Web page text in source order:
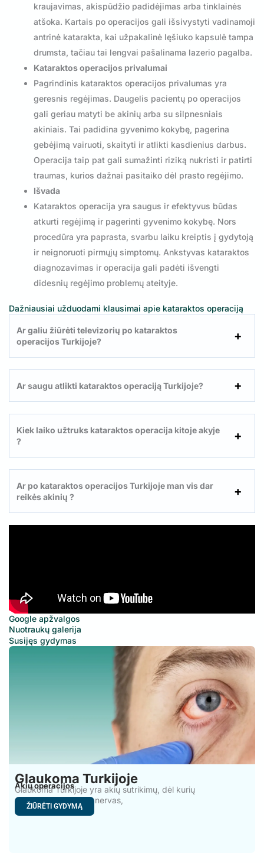
kraujavimas, akispūdžio padidėjimas arba tinklainės
atšoka. Kartais po operacijos gali išsivystyti vadinamoji
antrinė katarakta, kai užpakalinė lęšiuko kapsulė tampa
drumsta, tačiau tai lengvai pašalinama lazerio pagalba.
Kataraktos operacijos privalumai
Pagrindinis kataraktos operacijos privalumas yra
geresnis regėjimas. Daugelis pacientų po operacijos
gali geriau matyti be akinių arba su silpnesniais
akiniais. Tai padidina gyvenimo kokybę, pagerina
gebėjimą vairuoti, skaityti ir atlikti kasdienius darbus.
Operacija taip pat gali sumažinti riziką nukristi ir patirti
traumas, kurios dažnai pasitaiko dėl prasto regėjimo.
Išvada
Kataraktos operacija yra saugus ir efektyvus būdas
atkurti regėjimą ir pagerinti gyvenimo kokybę. Nors
procedūra yra paprasta, svarbu laiku kreiptis į gydytoją
ir neignoruoti pirmųjų simptomų. Ankstyvas kataraktos
diagnozavimas ir operacija gali padėti išvengti
didesnių regėjimo problemų ateityje.
Dažniausiai užduodami klausimai apie kataraktos operaciją
Ar galiu žiūrėti televizorių po kataraktos
operacijos Turkijoje?
Ar saugu atlikti kataraktos operaciją Turkijoje?
Kiek laiko užtruks kataraktos operacija kitoje akyje
?
Ar po kataraktos operacijos Turkijoje man vis dar
reikės akinių ?
Google apžvalgos
Nuotraukų galerija
Susijęs gydymas
Glaukoma Turkijoje
Akių operacijos
Glaukoma Turkijoje yra akių sutrikimų, dėl kurių
pažeidžiamas regos nervas,
ŽIŪRĖTI GYDYMĄ